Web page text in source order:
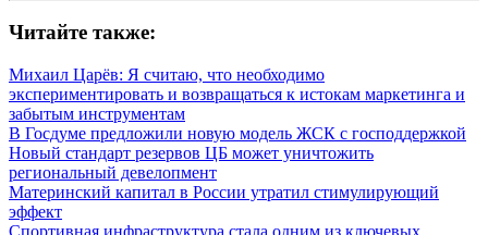
Читайте также:
Михаил Царёв: Я считаю, что необходимо
экспериментировать и возвращаться к истокам маркетинга и
забытым инструментам
В Госдуме предложили новую модель ЖСК с господдержкой
Новый стандарт резервов ЦБ может уничтожить
региональный девелопмент
Материнский капитал в России утратил стимулирующий
эффект
Спортивная инфраструктура стала одним из ключевых